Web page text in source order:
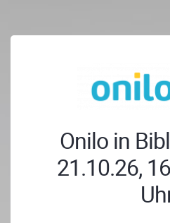
Onilo in
21.10.26,